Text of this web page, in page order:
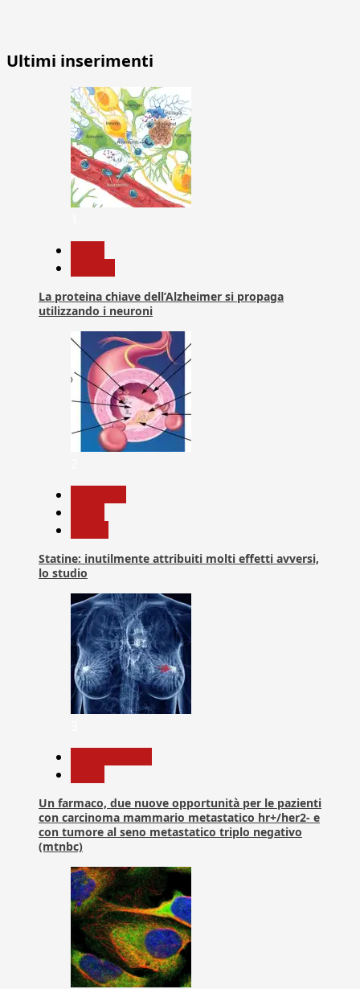
Ultimi inserimenti
La proteina chiave dell’Alzheimer si propaga
utilizzando i neuroni
Statine: inutilmente attribuiti molti effetti avversi,
lo studio
Un farmaco, due nuove opportunità per le pazienti
con carcinoma mammario metastatico hr+/her2- e
con tumore al seno metastatico triplo negativo
(mtnbc)